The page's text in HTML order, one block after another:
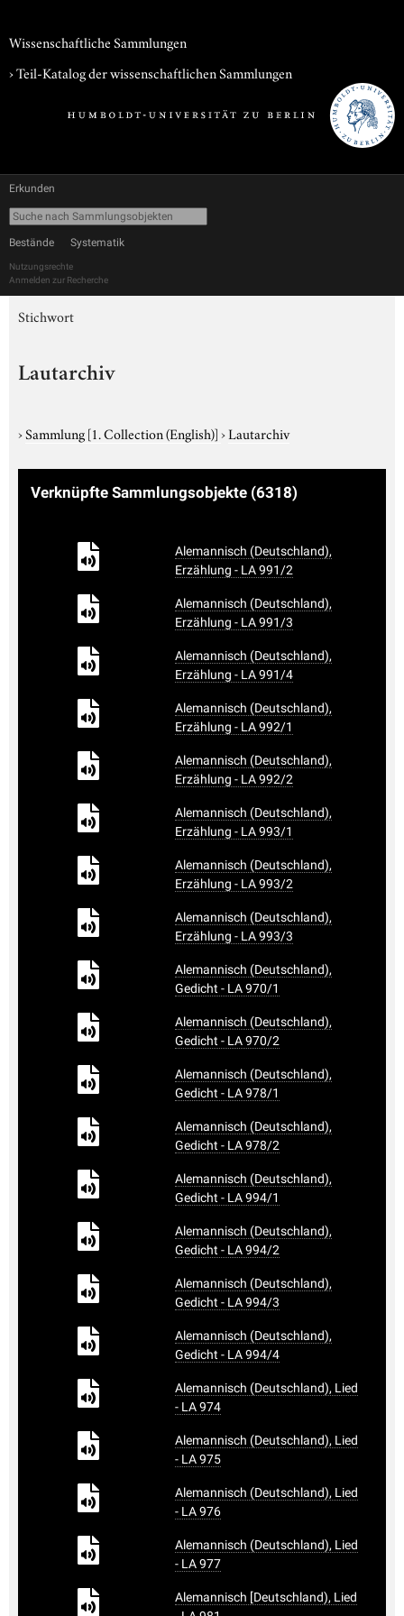
Wissenschaftliche Sammlungen
› Teil-Katalog der wissenschaftlichen Sammlungen
Erkunden
Bestände Systematik
Nutzungsrechte
Anmelden zur Recherche
Stichwort
Lautarchiv
›Sammlung[1. Collection (English)]›Lautarchiv
Verknüpfte Sammlungsobjekte (6318)
Alemannisch (Deutschland),
Erzählung - LA 991/2
Alemannisch (Deutschland),
Erzählung - LA 991/3
Alemannisch (Deutschland),
Erzählung - LA 991/4
Alemannisch (Deutschland),
Erzählung - LA 992/1
Alemannisch (Deutschland),
Erzählung - LA 992/2
Alemannisch (Deutschland),
Erzählung - LA 993/1
Alemannisch (Deutschland),
Erzählung - LA 993/2
Alemannisch (Deutschland),
Erzählung - LA 993/3
Alemannisch (Deutschland),
Gedicht - LA 970/1
Alemannisch (Deutschland),
Gedicht - LA 970/2
Alemannisch (Deutschland),
Gedicht - LA 978/1
Alemannisch (Deutschland),
Gedicht - LA 978/2
Alemannisch (Deutschland),
Gedicht - LA 994/1
Alemannisch (Deutschland),
Gedicht - LA 994/2
Alemannisch (Deutschland),
Gedicht - LA 994/3
Alemannisch (Deutschland),
Gedicht - LA 994/4
Alemannisch (Deutschland), Lied
- LA 974
Alemannisch (Deutschland), Lied
- LA 975
Alemannisch (Deutschland), Lied
- LA 976
Alemannisch (Deutschland), Lied
- LA 977
Alemannisch [Deutschland), Lied